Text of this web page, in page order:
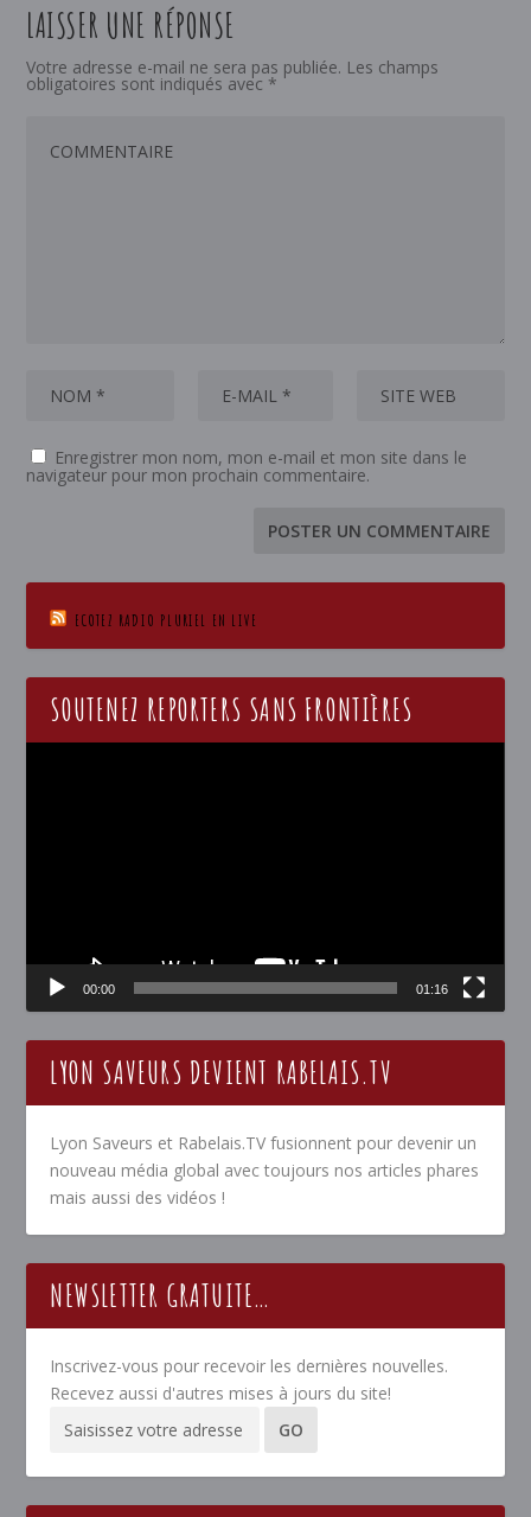
LAISSER UNE RÉPONSE
Votre adresse e-mail ne sera pas publiée. Les champs
obligatoires sont indiqués avec *
Enregistrer mon nom, mon e-mail et mon site dans le
navigateur pour mon prochain commentaire.
ECOTEZ RADIO PLURIEL EN LIVE
SOUTENEZ REPORTERS SANS FRONTIÈRES
00:00 01:16
LYON SAVEURS DEVIENT RABELAIS.TV
Lyon Saveurs et Rabelais.TV fusionnent pour devenir un
nouveau média global avec toujours nos articles phares
mais aussi des vidéos !
NEWSLETTER GRATUITE…
Inscrivez-vous pour recevoir les dernières nouvelles.
Recevez aussi d'autres mises à jours du site!